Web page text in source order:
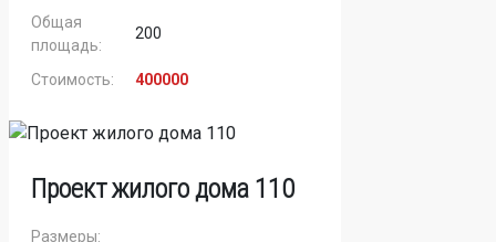
Общая
площадь:
200
Стоимость: 400000
Проект жилого дома 110
Размеры: